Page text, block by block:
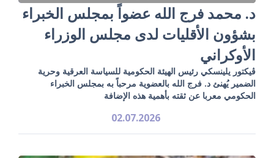
د. محمد فرج الله عضواً بمجلس الخبراء
بشؤون الأقليات لدى مجلس الوزراء
الأوكراني
ڤيكتور يلينسكي رئيس الهيئة الحكومية للسياسة العرقية وحرية
الضمير يُهنئ د. فرج الله بالعضوية مرحباً به بمجلس الخبراء
الحكومي معربا عن ثقته بأهمية هذه الإضافة
02.07.2026